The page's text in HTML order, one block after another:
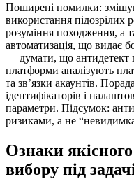
Поширені помилки:
використання підозрілих
розуміння походження, а
автоматизація, що видає
— думати, що антидетект
платформи аналізують
та зв’язки акаунтів.
ідентифікаторів і
параметри. Підсумок:
ризиками, а не
Ознаки
вибору під